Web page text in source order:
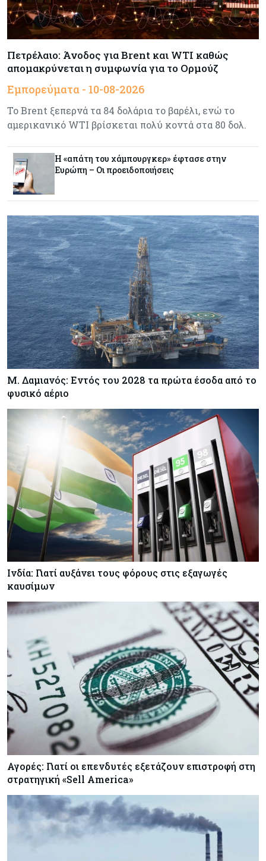
Κόσμος 09-08-2026
Ορμούζ: Το Ιράν «φρενάρει» το άνοιγμα των
Στενών – Βάζει όρους στις ΗΠΑ
Κύπρος 09-08-2026
Δεν τίθεται θέμα (για την ώρα) για τη θαλάσσια
σύνδεση Κύπρου - Ελλάδας
προκαλούν αντιδράσεις και ο λογαριασμός –
μαμούθ
Ποιες πόλεις χτίζουν τους περισσότερους
ουρανοξύστες
Κόσμος 09-08-2026
Πώς οι big tech εκτόξευσαν την
κεφαλαιοποίηση του Nasdaq 100 κατά $3,5 τρισ.
Αρθρογραφία 09-08-2026
Η επενδυτική κουλτούρα που λείπει από την
Κύπρο
Τουρισμός
Στη σκανδιναβική αγορά ποντάρει η Κύπρος για
περισσότερους επισκέπτες τον χειμώνα
Κόσμος 08-08-2026
Ενέργεια: Στερεύουν τα αποθέματα της
Ευρώπης - Τι θα γίνει τον χειμώνα
Πετρέλαιο: Άνοδος για Brent και WTI καθώς
απομακρύνεται η συμφωνία για το Ορμούζ
Εμπορεύματα - 10-08-2026
Το Brent ξεπερνά τα 84 δολάρια το βαρέλι, ενώ το
αμερικανικό WTI βρίσκεται πολύ κοντά στα 80 δολ.
Η «απάτη του χάμπουργκερ» έφτασε στην
Ευρώπη – Οι προειδοποιήσεις
Μ. Δαμιανός: Εντός του 2028 τα πρώτα έσοδα από το
φυσικό αέριο
Ινδία: Γιατί αυξάνει τους φόρους στις εξαγωγές
καυσίμων
Αγορές: Γιατί οι επενδυτές εξετάζουν επιστροφή στη
στρατηγική «Sell America»